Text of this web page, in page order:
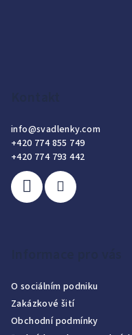
info@svadlenky.com
+420 774 855 749
+420 774 793 442
O sociálním podniku
Zakázkové šití
Obchodní podmínky